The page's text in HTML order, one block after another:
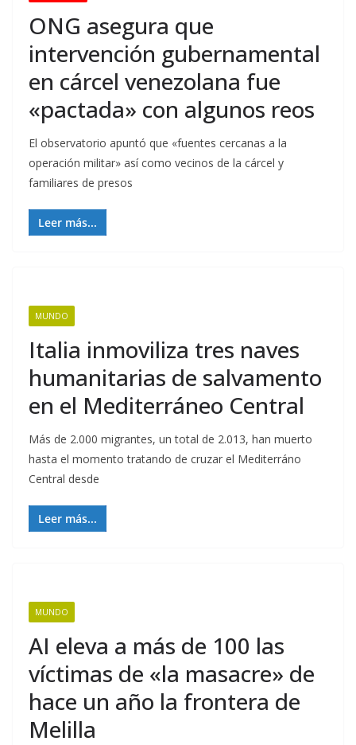
ONG asegura que
intervención gubernamental
en cárcel venezolana fue
«pactada» con algunos reos
El observatorio apuntó que «fuentes cercanas a la
operación militar» así como vecinos de la cárcel y
familiares de presos
Leer más...
MUNDO
Italia inmoviliza tres naves
humanitarias de salvamento
en el Mediterráneo Central
Más de 2.000 migrantes, un total de 2.013, han muerto
hasta el momento tratando de cruzar el Mediterráno
Central desde
Leer más...
MUNDO
AI eleva a más de 100 las
víctimas de «la masacre» de
hace un año la frontera de
Melilla